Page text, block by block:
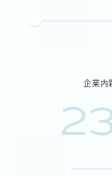
企業内